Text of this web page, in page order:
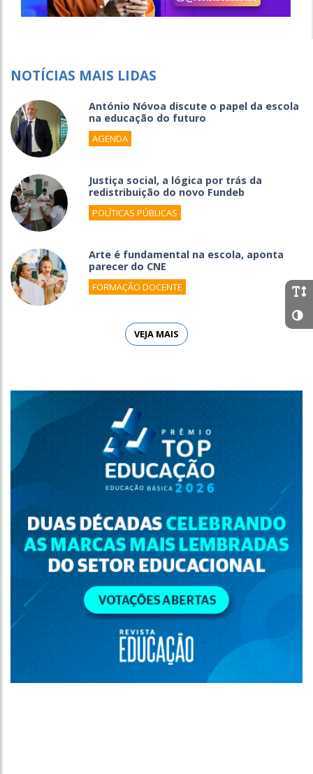
NOTÍCIAS MAIS LIDAS
António Nóvoa discute o papel da escola
na educação do futuro
AGENDA
Justiça social, a lógica por trás da
redistribuição do novo Fundeb
POLÍTICAS PÚBLICAS
Arte é fundamental na escola, aponta
parecer do CNE
FORMAÇÃO DOCENTE
VEJA MAIS